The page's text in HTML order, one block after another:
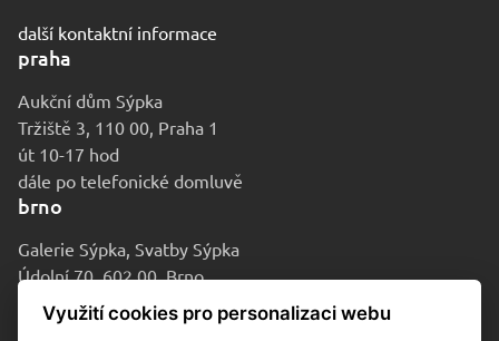
další kontaktní informace
praha
Aukční dům Sýpka
Tržiště 3, 110 00, Praha 1
út 10-17 hod
dále po telefonické domluvě
brno
Galerie Sýpka, Svatby Sýpka
Údolní 70, 602 00, Brno
po-pá 9-16 hod
Využití cookies pro personalizaci webu